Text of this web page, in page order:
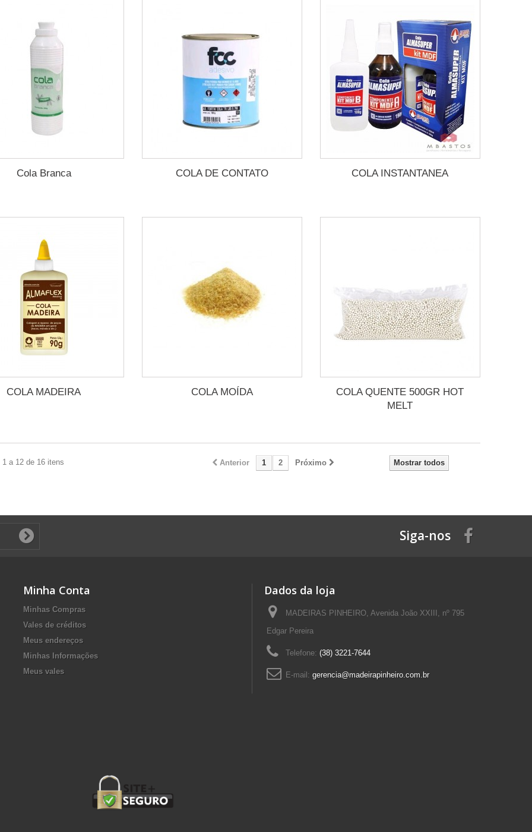
Cola Branca COLA DE CONTATO COLA INSTANTANEA
COLA MADEIRA COLA MOÍDA
COLA QUENTE 500GR HOT
MELT
Mostrar todos
Anterior 1 2 Próximo
1 a 12 de 16 itens
Siga-nos
Minha Conta
Minhas Compras
Vales de créditos
Meus endereços
Minhas Informações
Meus vales
Dados da loja
MADEIRAS PINHEIRO, Avenida João XXIII, nº 795
Edgar Pereira
Telefone: (38) 3221-7644
E-mail: gerencia@madeirapinheiro.com.br